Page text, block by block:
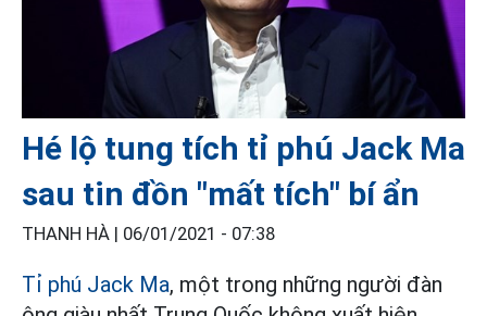
Hé lộ tung tích tỉ phú Jack Ma
sau tin đồn "mất tích" bí ẩn
THANH HÀ | 06/01/2021 - 07:38
Tỉ phú Jack Ma, một trong những người đàn